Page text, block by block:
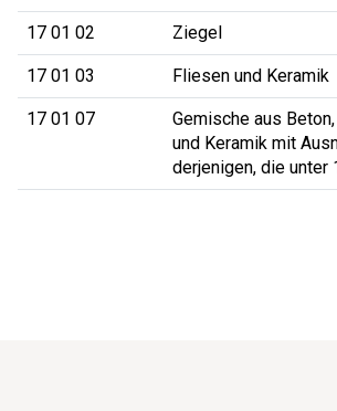
17 01 02 Ziegel
17 01 03 Fliesen und Keramik
17 01 07
Gemische aus
und Keramik mit
derjenigen, die unter